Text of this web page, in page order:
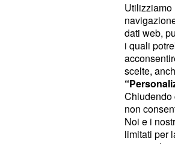
Ecco cosa ha
"Nella prima
assisteremoal
Utilizziamo
dati web,
i quali
scelte,
Chiudendo
non
Noi e i
limitati per